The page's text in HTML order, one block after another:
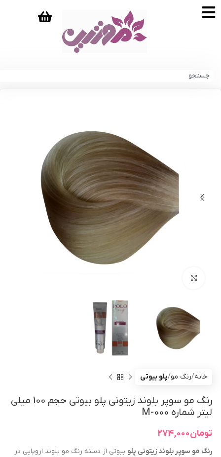
خانه رنگ مو پلو بیوتی
رنگ مو سوپر بلوند زیتونی پلو بیوتی حجم 100 میلی
لیتر شماره M-000
تومان۲۷۴,۰۰۰
رنگ مو سوپر بلوند زیتونی پلو بیوتی از دسته رنگ مو بلوند اروپایی در